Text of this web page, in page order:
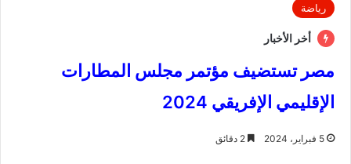
رياضة
أخر الأخبار
مصر تستضيف مؤتمر مجلس المطارات
الإقليمي الإفريقي 2024
5 فبراير، 2024